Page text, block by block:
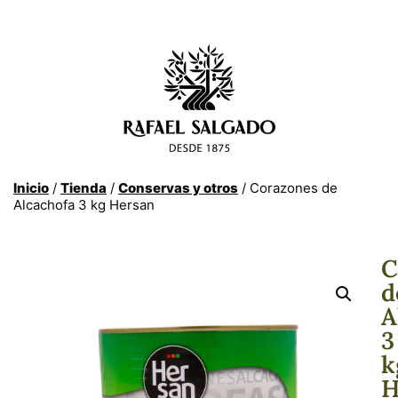
Inicio / Tienda / Conservas y otros / Corazones de
Alcachofa 3 kg Hersan
3